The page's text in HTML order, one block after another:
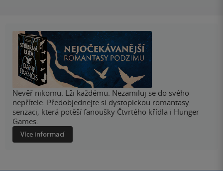
Nevěř nikomu. Lži každému. Nezamiluj se do svého
nepřítele. Předobjednejte si dystopickou romantasy
senzaci, která potěší fanoušky Čtvrtého křídla i Hunger
Games.
Více informací